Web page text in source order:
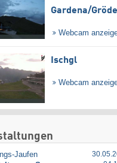
Gardena/​
Webcam
Ischgl
Webcam
Jaufen